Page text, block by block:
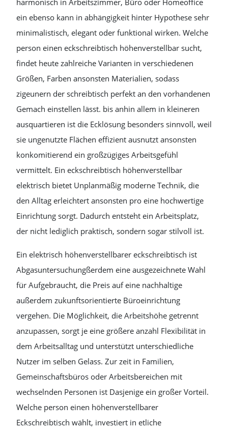
harmonisch in Arbeitszimmer, Büro oder Homeoffice
ein ebenso kann in abhängigkeit hinter Hypothese sehr
minimalistisch, elegant oder funktional wirken. Welche
person einen eckschreibtisch höhenverstellbar sucht,
findet heute zahlreiche Varianten in verschiedenen
Größen, Farben ansonsten Materialien, sodass
zigeunern der schreibtisch perfekt an den vorhandenen
Gemach einstellen lässt. bis anhin allem in kleineren
ausquartieren ist die Ecklösung besonders sinnvoll, weil
sie ungenutzte Flächen effizient ausnutzt ansonsten
konkomitierend ein großzügiges Arbeitsgefühl
vermittelt. Ein eckschreibtisch höhenverstellbar
elektrisch bietet Unplanmäßig moderne Technik, die
den Alltag erleichtert ansonsten pro eine hochwertige
Einrichtung sorgt. Dadurch entsteht ein Arbeitsplatz,
der nicht lediglich praktisch, sondern sogar stilvoll ist.
Ein elektrisch höhenverstellbarer eckschreibtisch ist
Abgasuntersuchungßerdem eine ausgezeichnete Wahl
für Aufgebraucht, die Preis auf eine nachhaltige
außerdem zukunftsorientierte Büroeinrichtung
vergehen. Die Möglichkeit, die Arbeitshöhe getrennt
anzupassen, sorgt je eine größere anzahl Flexibilität in
dem Arbeitsalltag und unterstützt unterschiedliche
Nutzer im selben Gelass. Zur zeit in Familien,
Gemeinschaftsbüros oder Arbeitsbereichen mit
wechselnden Personen ist Dasjenige ein großer Vorteil.
Welche person einen höhenverstellbarer
Eckschreibtisch wählt, investiert in etliche